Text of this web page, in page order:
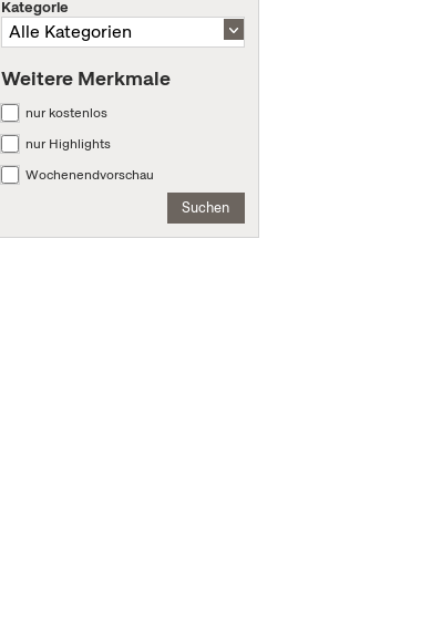
Kategorie
Weitere Merkmale
nur kostenlos
nur Highlights
Wochenendvorschau
Suchen